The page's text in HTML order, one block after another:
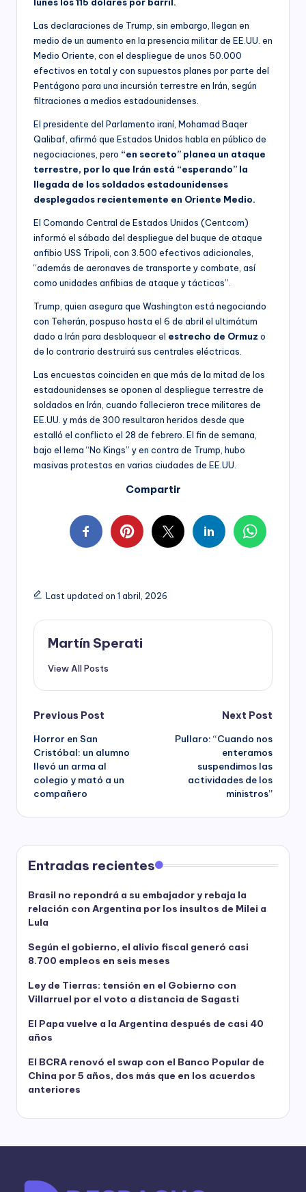
Las declaraciones de Trump, sin embargo, llegan en
medio de un aumento en la presencia militar de EE.UU. en
Medio Oriente, con el despliegue de unos 50.000
efectivos en total y con supuestos planes por parte del
Pentágono para una incursión terrestre en Irán, según
filtraciones a medios estadounidenses.
El presidente del Parlamento iraní, Mohamad Baqer
Qalibaf, afirmó que Estados Unidos habla en público de
negociaciones, pero “en secreto” planea un ataque
terrestre, por lo que Irán está “esperando” la
llegada de los soldados estadounidenses
desplegados recientemente en Oriente Medio.
El Comando Central de Estados Unidos (Centcom)
informó el sábado del despliegue del buque de ataque
anfibio USS Tripoli, con 3.500 efectivos adicionales,
“además de aeronaves de transporte y combate, así
como unidades anfibias de ataque y tácticas”.
Trump, quien asegura que Washington está negociando
con Teherán, pospuso hasta el 6 de abril el ultimátum
dado a Irán para desbloquear el estrecho de Ormuz o
de lo contrario destruirá sus centrales eléctricas.
Las encuestas coinciden en que más de la mitad de los
estadounidenses se oponen al despliegue terrestre de
soldados en Irán, cuando fallecieron trece militares de
EE.UU. y más de 300 resultaron heridos desde que
estalló el conflicto el 28 de febrero. El fin de semana,
bajo el lema “No Kings” y en contra de Trump, hubo
masivas protestas en varias ciudades de EE.UU.
Compartir
Last updated on 1 abril, 2026
Martín Sperati
View All Posts
Post
navigation
Previous Post
Horror en San
Cristóbal: un alumno
llevó un arma al
colegio y mató a un
compañero
Next Post
Pullaro: “Cuando nos
enteramos
suspendimos las
actividades de los
ministros”
Entradas recientes
Brasil no repondrá a su embajador y rebaja la
relación con Argentina por los insultos de Milei a
Lula
Según el gobierno, el alivio fiscal generó casi
8.700 empleos en seis meses
Ley de Tierras: tensión en el Gobierno con
Villarruel por el voto a distancia de Sagasti
El Papa vuelve a la Argentina después de casi 40
años
El BCRA renovó el swap con el Banco Popular de
China por 5 años, dos más que en los acuerdos
anteriores